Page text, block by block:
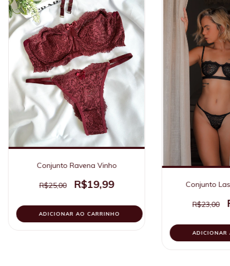
Conjunto Ravena Vinho
R$25,00 R$19,99
ADICIONAR AO CARRINHO
Conjunto
R$23,00
ADICIONAR